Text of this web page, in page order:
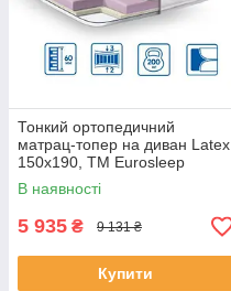
Тонкий ортопедичний
матрац-топер на диван Latex
150х190, ТМ Eurosleep
В наявності
5 935 ₴ 9 131 ₴
Купити